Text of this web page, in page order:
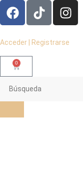
Acceder | Registrarse
0